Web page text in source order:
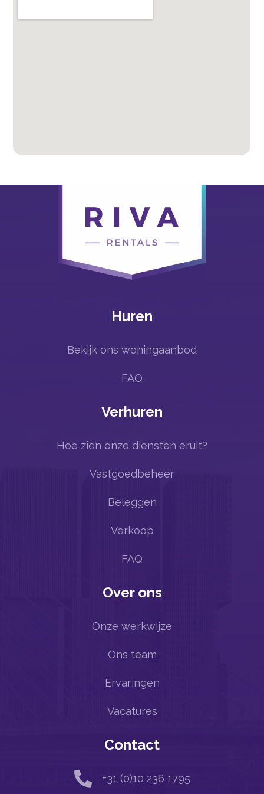
Huren
Bekijk ons woningaanbod
FAQ
Verhuren
Hoe zien onze diensten eruit?
Vastgoedbeheer
Beleggen
Verkoop
FAQ
Over ons
Onze werkwijze
Ons team
Ervaringen
Vacatures
Contact
 +31 (0)10 236 1795